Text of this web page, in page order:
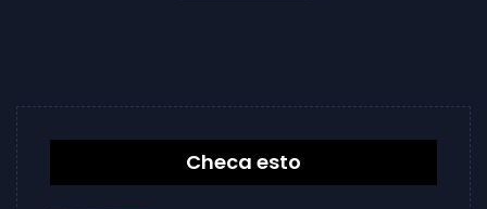
Checa esto